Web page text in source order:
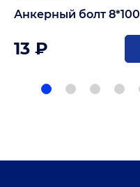
Анкерный болт 8*100
13 ₽